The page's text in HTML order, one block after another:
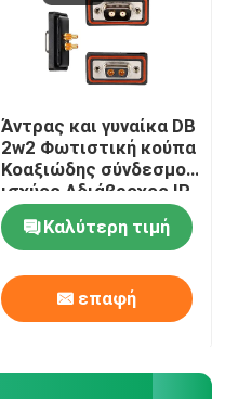
Άντρας και γυναίκα DB
2w2 Φωτιστική κούπα
Κοαξιώδης σύνδεσμος
ισχύος Αδιάβροχος IP
68
Καλύτερη τιμή
επαφή